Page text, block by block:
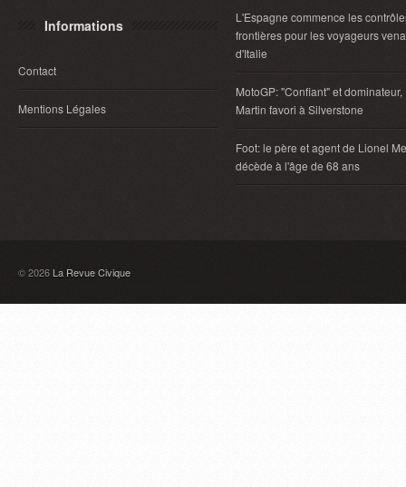
Informations
Contact
Mentions Légales
L'Espagne commence les
frontières pour les voyageurs
d'Italie
MotoGP: "Confiant" et dominateur,
Martin favori à Silverstone
Foot: le père et agent de Lionel
décède à l'âge de 68 ans
© 2026 La Revue Civique